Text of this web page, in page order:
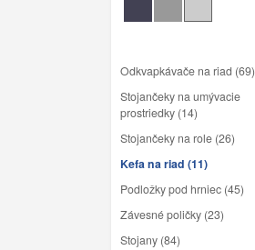
Odkvapkávače na riad (69)
Stojančeky na umývacie
prostriedky (14)
Stojančeky na role (26)
Kefa na riad (11)
Podložky pod hrniec (45)
Závesné poličky (23)
Stojany (84)